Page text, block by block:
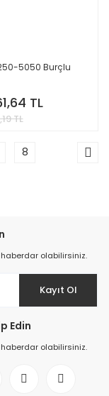
5050 Burçlu
TL
TL
8
olabilirsiniz.
Kayıt Ol
Edin
olabilirsiniz.